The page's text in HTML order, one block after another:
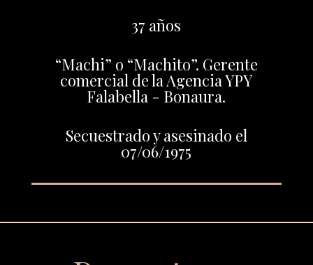
37 años
“Machi” o “Machito”. Gerente
comercial de la Agencia YPY
Falabella - Bonaura.
Secuestrado y asesinado el
07/06/1975